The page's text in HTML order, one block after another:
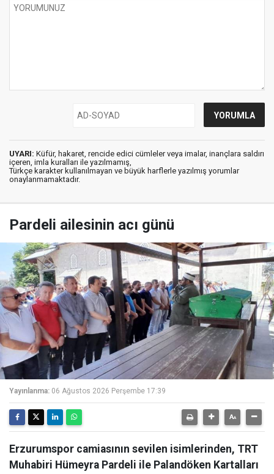
UYARI: Küfür, hakaret, rencide edici cümleler veya imalar, inançlara saldırı
içeren, imla kuralları ile yazılmamış,
Türkçe karakter kullanılmayan ve büyük harflerle yazılmış yorumlar
onaylanmamaktadır.
Pardeli ailesinin acı günü
Yayınlanma: 06 Ağustos 2026 Perşembe 17:39
Erzurumspor camiasının sevilen isimlerinden, TRT
Muhabiri Hümeyra Pardeli ile Palandöken Kartalları